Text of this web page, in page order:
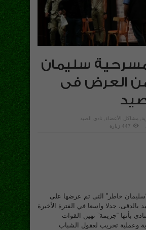
سليمان
العرض فى
مشاكل الأعضاء
نادى الصيد
447 زيارة
سليمان خاطر ” التى تم عرضها على
بالدقى، جدلا واسعا في الفترة الأخيرة
بأنها “جريمة” تهين القوات
وعملية تخريب لعقول الشباب